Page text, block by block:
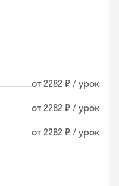
от 2282 ₽ / урок
от 2282 ₽ / урок
от 2282 ₽ / урок